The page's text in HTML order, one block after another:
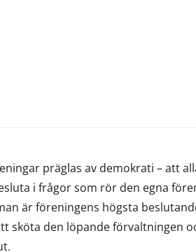
präglas av demokrati – att
i frågor som rör den egna
är föreningens högsta
sköta den löpande förvaltningen